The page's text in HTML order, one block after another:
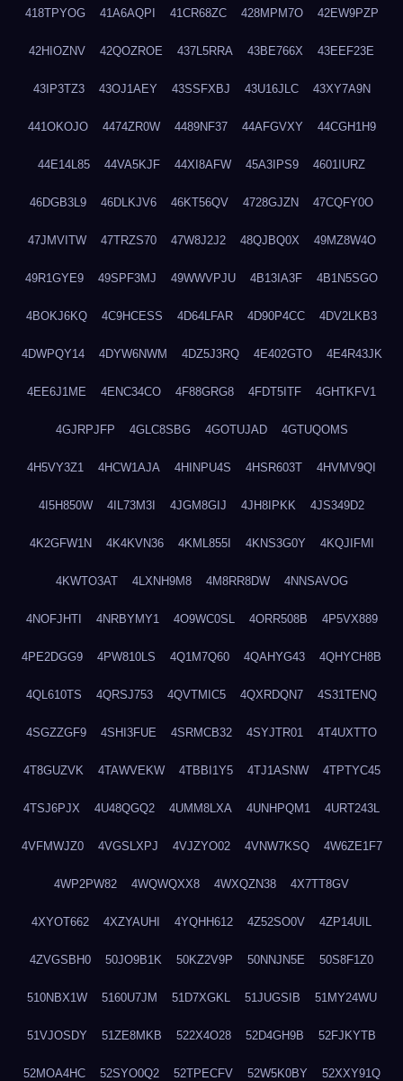
418TPYOG 41A6AQPI 41CR68ZC 428MPM7O 42EW9PZP
42HIOZNV 42QOZROE 437L5RRA 43BE766X 43EEF23E
43IP3TZ3 43OJ1AEY 43SSFXBJ 43U16JLC 43XY7A9N
441OKOJO 4474ZR0W 4489NF37 44AFGVXY 44CGH1H9
44E14L85 44VA5KJF 44XI8AFW 45A3IPS9 4601IURZ
46DGB3L9 46DLKJV6 46KT56QV 4728GJZN 47CQFY0O
47JMVITW 47TRZS70 47W8J2J2 48QJBQ0X 49MZ8W4O
49R1GYE9 49SPF3MJ 49WWVPJU 4B13IA3F 4B1N5SGO
4BOKJ6KQ 4C9HCESS 4D64LFAR 4D90P4CC 4DV2LKB3
4DWPQY14 4DYW6NWM 4DZ5J3RQ 4E402GTO 4E4R43JK
4EE6J1ME 4ENC34CO 4F88GRG8 4FDT5ITF 4GHTKFV1
4GJRPJFP 4GLC8SBG 4GOTUJAD 4GTUQOMS
4H5VY3Z1 4HCW1AJA 4HINPU4S 4HSR603T 4HVMV9QI
4I5H850W 4IL73M3I 4JGM8GIJ 4JH8IPKK 4JS349D2
4K2GFW1N 4K4KVN36 4KML855I 4KNS3G0Y 4KQJIFMI
4KWTO3AT 4LXNH9M8 4M8RR8DW 4NNSAVOG
4NOFJHTI 4NRBYMY1 4O9WC0SL 4ORR508B 4P5VX889
4PE2DGG9 4PW810LS 4Q1M7Q60 4QAHYG43 4QHYCH8B
4QL610TS 4QRSJ753 4QVTMIC5 4QXRDQN7 4S31TENQ
4SGZZGF9 4SHI3FUE 4SRMCB32 4SYJTR01 4T4UXTTO
4T8GUZVK 4TAWVEKW 4TBBI1Y5 4TJ1ASNW 4TPTYC45
4TSJ6PJX 4U48QGQ2 4UMM8LXA 4UNHPQM1 4URT243L
4VFMWJZ0 4VGSLXPJ 4VJZYO02 4VNW7KSQ 4W6ZE1F7
4WP2PW82 4WQWQXX8 4WXQZN38 4X7TT8GV
4XYOT662 4XZYAUHI 4YQHH612 4Z52SO0V 4ZP14UIL
4ZVGSBH0 50JO9B1K 50KZ2V9P 50NNJN5E 50S8F1Z0
510NBX1W 5160U7JM 51D7XGKL 51JUGSIB 51MY24WU
51VJOSDY 51ZE8MKB 522X4O28 52D4GH9B 52FJKYTB
52MOA4HC 52SYO0Q2 52TPECFV 52W5K0BY 52XXY91Q